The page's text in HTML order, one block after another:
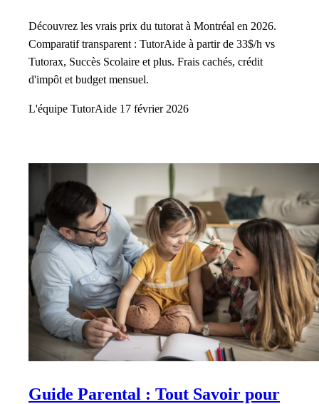
Découvrez les vrais prix du tutorat à Montréal en 2026.
Comparatif transparent : TutorAide à partir de 33$/h vs
Tutorax, Succès Scolaire et plus. Frais cachés, crédit
d'impôt et budget mensuel.
L'équipe TutorAide 17 février 2026
Guide Parental : Tout Savoir pour